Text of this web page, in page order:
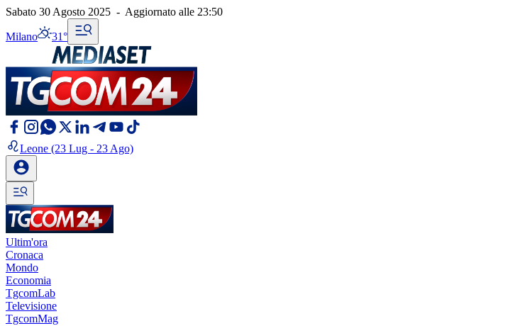
Sabato 30 Agosto 2025 - Aggiornato alle 23:50
Milano 31°
Leone (23 Lug - 23 Ago)
Ultim'ora
Cronaca
Mondo
Economia
TgcomLab
Televisione
TgcomMag